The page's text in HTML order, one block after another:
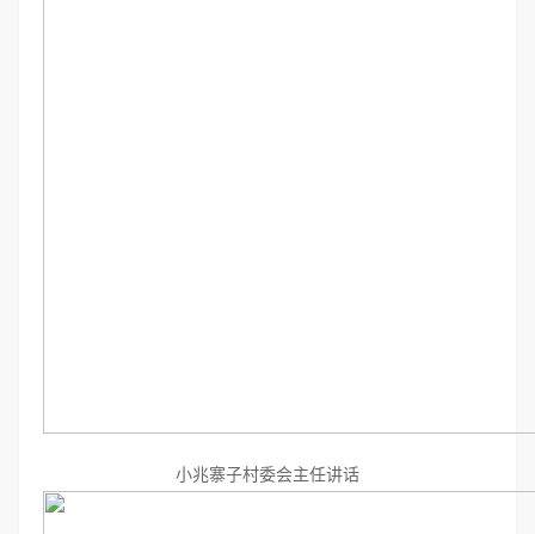
小兆寨子村委会主任讲话